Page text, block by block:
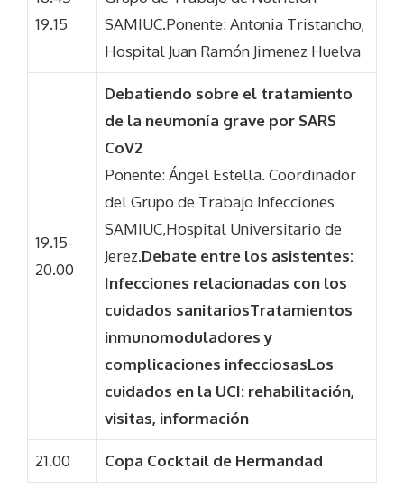
19.15
SAMIUC.Ponente: Antonia Tristancho,
Hospital Juan Ramón Jimenez Huelva
19.15-
20.00
Debatiendo sobre el tratamiento
de la neumonía grave por SARS
CoV2
Ponente: Ángel Estella. Coordinador
del Grupo de Trabajo Infecciones
SAMIUC,Hospital Universitario de
Jerez.Debate entre los asistentes:
Infecciones relacionadas con los
cuidados sanitariosTratamientos
inmunomoduladores y
complicaciones infecciosasLos
cuidados en la UCI: rehabilitación,
visitas, información
21.00 Copa Cocktail de Hermandad